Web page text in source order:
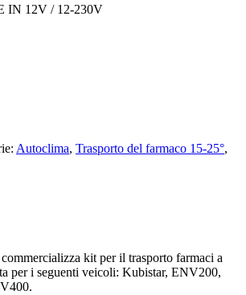
IN 12V / 12-230V
Autoclima, Trasporto del farmaco 15-25°,
kit per il trasporto farmaci a
per i seguenti veicoli: Kubistar, ENV200,